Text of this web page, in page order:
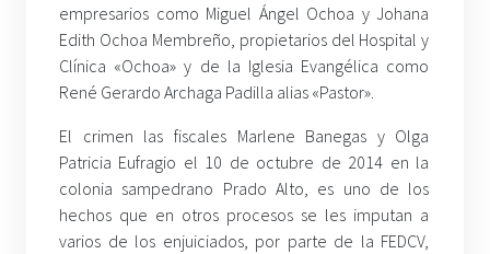
empresarios como Miguel Ángel Ochoa y Johana
Edith Ochoa Membreño, propietarios del Hospital y
Clínica «Ochoa» y de la Iglesia Evangélica como
René Gerardo Archaga Padilla alias «Pastor».
El crimen las fiscales Marlene Banegas y Olga
Patricia Eufragio el 10 de octubre de 2014 en la
colonia sampedrano Prado Alto, es uno de los
hechos que en otros procesos se les imputan a
varios de los enjuiciados, por parte de la FEDCV,